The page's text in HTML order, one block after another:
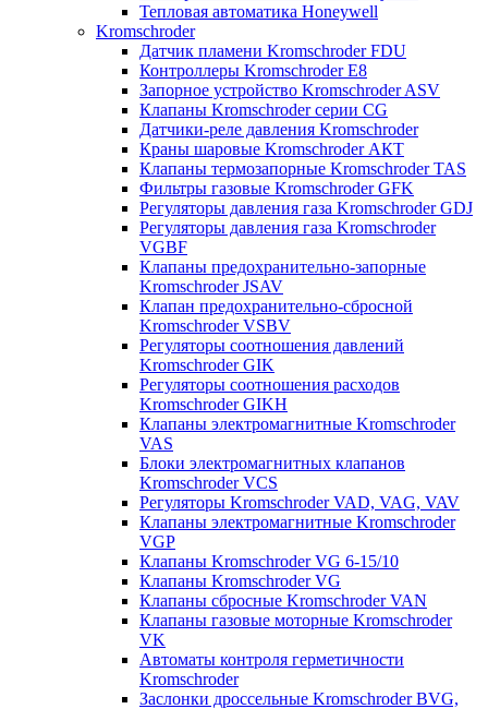
Тепловая автоматика Honeywell
Kromschroder
Датчик пламени Kromschroder FDU
Контроллеры Kromschroder E8
Запорное устройство Kromschroder ASV
Клапаны Kromschroder серии CG
Датчики-реле давления Kromschroder
Краны шаровые Kromschroder АКТ
Клапаны термозапорные Kromschroder TAS
Фильтры газовые Kromschroder GFK
Регуляторы давления газа Kromschroder GDJ
Регуляторы давления газа Kromschroder
VGBF
Клапаны предохранительно-запорные
Kromschroder JSAV
Клапан предохранительно-сбросной
Kromschroder VSBV
Регуляторы соотношения давлений
Kromschroder GIK
Регуляторы соотношения расходов
Kromschroder GIKH
Клапаны электромагнитные Kromschroder
VAS
Блоки электромагнитных клапанов
Kromschroder VCS
Регуляторы Kromschroder VAD, VAG, VAV
Клапаны электромагнитные Kromschroder
VGP
Клапаны Kromschroder VG 6-15/10
Клапаны Kromschroder VG
Клапаны сбросные Kromschroder VAN
Клапаны газовые моторные Kromschroder
VK
Автоматы контроля герметичности
Kromschroder
Заслонки дроссельные Kromschroder BVG,